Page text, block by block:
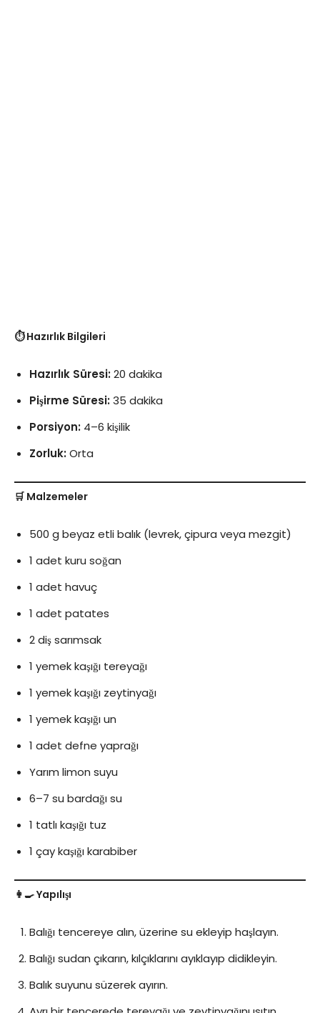
⏱️ Hazırlık Bilgileri
Hazırlık Süresi:20 dakika
Pişirme Süresi:35 dakika
Porsiyon: 4–6 kişilik
Zorluk:Orta
🛒 Malzemeler
500 g beyaz etli balık (levrek, çipura veya mezgit)
1 adet kuru soğan
1 adet havuç
1 adet patates
2 diş sarımsak
1 yemek kaşığı tereyağı
1 yemek kaşığı zeytinyağı
1 yemek kaşığı un
1 adet defne yaprağı
Yarım limon suyu
6–7 su bardağı su
1 tatlı kaşığı tuz
1 çay kaşığı karabiber
👩‍🍳 Yapılışı
Balığı tencereye alın, üzerine su ekleyip haşlayın.
Balığı sudan çıkarın, kılçıklarını ayıklayıp didikleyin.
Balık suyunu süzerek ayırın.